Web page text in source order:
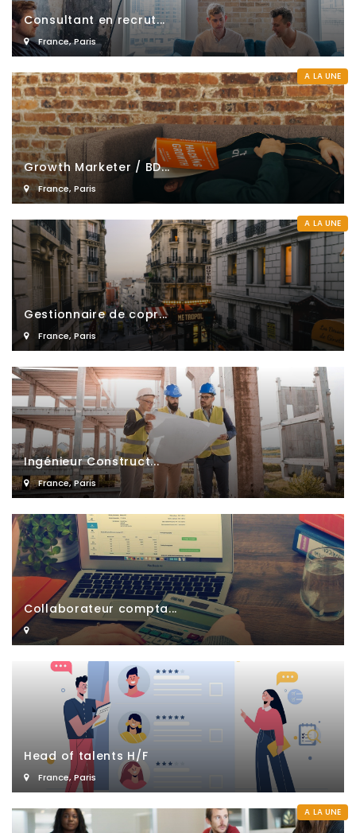
Consultant en recrut...
France,Paris
A LA UNE
Growth Marketer / BD...
France, Paris
A LA UNE
Gestionnaire de copr...
France,Paris
Ingénieur Construct...
France,Paris
Collaborateur compta...
Head of talents H/F
France,Paris
A LA UNE